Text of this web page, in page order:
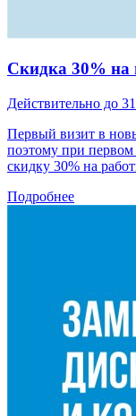
Скидка 30% на
Действительно до
Первый визит в
поэтому при
скидку 30% на
Подробнее